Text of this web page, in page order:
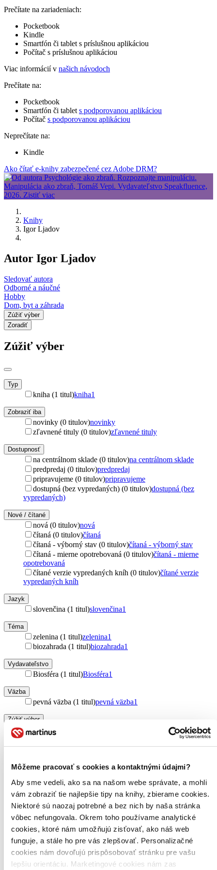
Môžeme pracovať s cookies a kontaktnými údajmi?
Aby sme vedeli, ako sa na našom webe správate, a mohli
vám zobraziť tie najlepšie tipy na knihy, zbierame cookies.
Niektoré sú naozaj potrebné a bez nich by naša stránka
vôbec nefungovala. Okrem toho používame analytické
cookies, ktoré nám umožňujú zisťovať, ako náš web
funguje, a stále ho pre vás zlepšovať. Personalizačné
cookies nám dovoľujú prispôsobovať stránku pre vašu
lepšiu orientáciu. Marketingové cookies nám zas
Prečítate na zariadeniach:
Pocketbook
Kindle
Smartfón či tablet s príslušnou aplikáciou
Počítač s príslušnou aplikáciou
Viac informácií v našich návodoch
Prečítate na:
Pocketbook
Smartfón či tablet s podporovanou aplikáciou
Počítač s podporovanou aplikáciou
Neprečítate na:
Kindle
Ako čítať e-knihy zabezpečené cez Adobe DRM?
Knihy
Igor Ljadov
Autor Igor Ljadov
Sledovať autora
Odborné a náučné
Hobby
Dom, byt a záhrada
Zúžiť výber
Zoradiť
Zúžiť výber
Typ
kniha (1 titul)kniha1
Zobraziť iba
novinky (0 titulov)novinky
zľavnené tituly (0 titulov)zľavnené tituly
Dostupnosť
na centrálnom sklade (0 titulov)na centrálnom sklade
predpredaj (0 titulov)predpredaj
pripravujeme (0 titulov)pripravujeme
dostupná (bez vypredaných) (0 titulov)dostupná (bez
vypredaných)
Nové / čítané
nová (0 titulov)nová
čítaná (0 titulov)čítaná
čítaná - výborný stav (0 titulov)čítaná - výborný stav
čítaná - mierne opotrebovaná (0 titulov)čítaná - mierne
opotrebovaná
čítané verzie vypredaných kníh (0 titulov)čítané verzie
vypredaných kníh
Jazyk
slovenčina (1 titul)slovenčina1
Téma
zelenina (1 titul)zelenina1
biozahrada (1 titul)biozahrada1
Vydavateľstvo
Biosféra (1 titul)Biosféra1
Väzba
pevná väzba (1 titul)pevná väzba1
Zúžiť výber
Zoradiť
Bestsellery
Top hodnotené
Novinky
Najlacnejšie
Najvyššia zľava